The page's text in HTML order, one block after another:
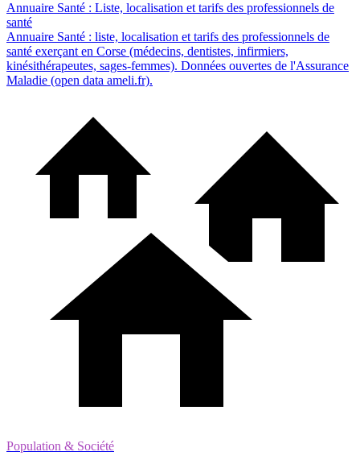
Annuaire Santé : Liste, localisation et tarifs des professionnels de
santé
Annuaire Santé : liste, localisation et tarifs des professionnels de
santé exerçant en Corse (médecins, dentistes, infirmiers,
kinésithérapeutes, sages-femmes). Données ouvertes de l'Assurance
Maladie (open data ameli.fr).
Population & Société